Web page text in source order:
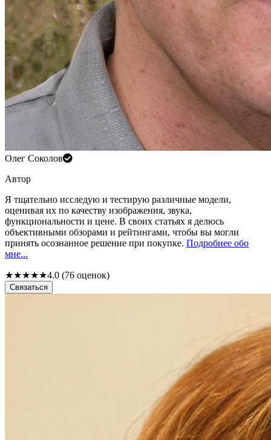
Олег Соколов
Автор
Я тщательно исследую и тестирую различные модели,
оценивая их по качеству изображения, звука,
функциональности и цене. В своих статьях я делюсь
объективными обзорами и рейтингами, чтобы вы могли
принять осознанное решение при покупке. Подробнее обо
мне...
★★★★★4.0 (76 оценок)
Связаться